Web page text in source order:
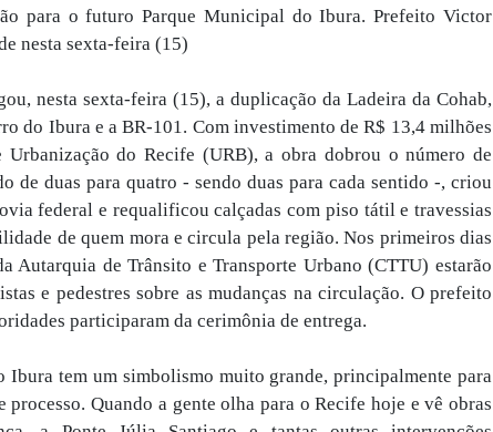
para o futuro Parque Municipal do Ibura. Prefeito Victor
nesta sexta-feira (15)
nesta sexta-feira (15), a duplicação da Ladeira da Cohab,
do Ibura e a BR-101. Com investimento de R$ 13,4 milhões
Urbanização do Recife (URB), a obra dobrou o número de
de duas para quatro - sendo duas para cada sentido -, criou
federal e requalificou calçadas com piso tátil e travessias
de quem mora e circula pela região. Nos primeiros dias
Autarquia de Trânsito e Transporte Urbano (CTTU) estarão
e pedestres sobre as mudanças na circulação. O prefeito
participaram da cerimônia de entrega.
Ibura tem um simbolismo muito grande, principalmente para
processo. Quando a gente olha para o Recife hoje e vê obras